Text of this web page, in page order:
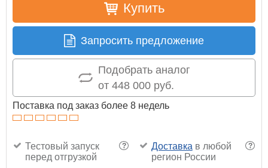
Купить
Запросить предложение
Подобрать аналог
от 448 000 руб.
Поставка под заказ более 8 недель
?
Тестовый запуск
перед отгрузкой
?
Доставка в любой
регион России